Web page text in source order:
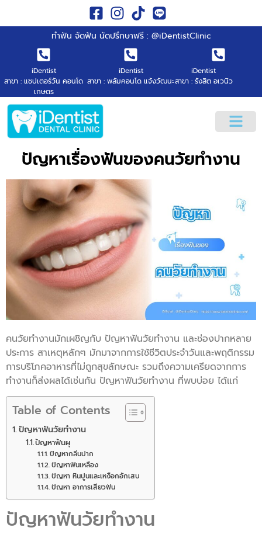
ทำฟัน จัดฟัน นัดปรึกษาฟรี : @iDentistClinic
iDentist
สาขา : แชปเตอร์วัน คอนโด
เกษตร
iDentist
สาขา : พลัมคอนโด แจ้งวัฒนะ
iDentist
สาขา : รังสิต อเวนิว
ปัญหาเรื่องฟันของคนวัยทำงาน
คนวัยทำงานมักเผชิญกับ ปัญหาฟันวัยทำงาน และช่องปากหลาย
ประการ สาเหตุหลักๆ มักมาจากการใช้ชีวิตประจำวันและพฤติกรรม
การบริโภคอาหารที่ไม่ถูกสุขลักษณะ รวมถึงความเครียดจากการ
ทำงานก็ส่งผลได้เช่นกัน ปัญหาฟันวัยทำงาน ที่พบบ่อย ได้แก่
Table of Contents
ปัญหาฟันวัยทำงาน
ปัญหาฟันผุ
ปัญหากลิ่นปาก
ปัญหาฟันเหลือง
ปัญหา หินปูนและเหงือกอักเสบ
ปัญหา อาการเสียวฟัน
ปัญหาฟันวัยทำงาน